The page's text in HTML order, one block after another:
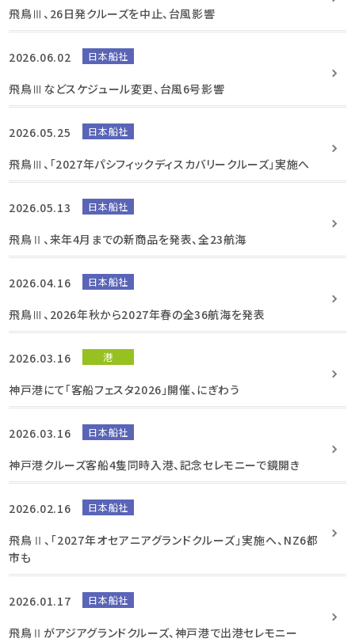
飛鳥Ⅲ、26日発クルーズを中止、台風影響
2026.06.02 日本船社
飛鳥Ⅲなどスケジュール変更、台風6号影響
2026.05.25 日本船社
飛鳥Ⅲ、「2027年パシフィックディスカバリークルーズ」実施へ
2026.05.13 日本船社
飛鳥Ⅱ、来年4月までの新商品を発表、全23航海
2026.04.16 日本船社
飛鳥Ⅲ、2026年秋から2027年春の全36航海を発表
2026.03.16 港
神戸港にて「客船フェスタ2026」開催、にぎわう
2026.03.16 日本船社
神戸港クルーズ客船4隻同時入港、記念セレモニーで鏡開き
2026.02.16 日本船社
飛鳥Ⅱ、「2027年オセアニアグランドクルーズ」実施へ、NZ6都
市も
2026.01.17 日本船社
飛鳥Ⅱがアジアグランドクルーズ、神戸港で出港セレモニー